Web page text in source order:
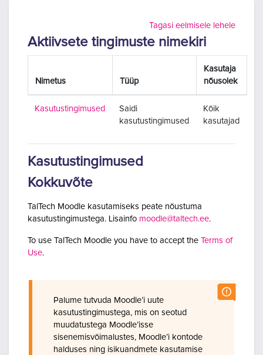
Tagasi eelmisele lehele
Aktiivsete tingimuste nimekiri
Nimetus Tüüp
Kasutaja
nõusolek
Kasutustingimused
Saidi
kasutustingimused
Kõik
kasutajad
Kasutustingimused
Kokkuvõte
TalTech Moodle kasutamiseks peate nõustuma
kasutustingimustega. Lisainfo moodle@taltech.ee.
To use TalTech Moodle you have to accept the Terms of
Use.
Palume tutvuda Moodle’i uute
kasutustingimustega, mis on seotud
muudatustega Moodle’isse
sisenemisvõimalustes, Moodle’i kontode
halduses ning isikuandmete kasutamise